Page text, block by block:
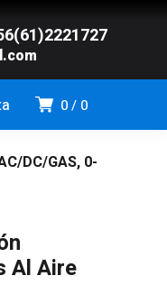
0 0
DC/GAS, 0-
Al Aire